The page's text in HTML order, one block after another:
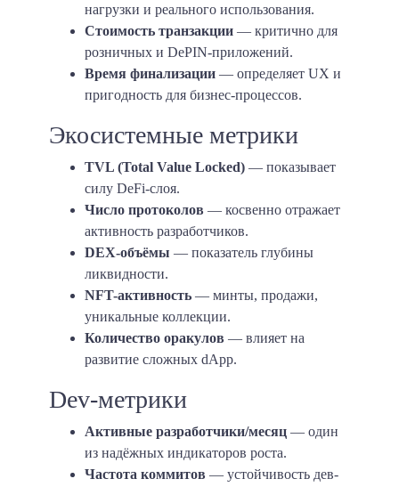
нагрузки и реального использования.
Стоимость транзакции — критично для
розничных и DePIN-приложений.
Время финализации — определяет UX и
пригодность для бизнес-процессов.
Экосистемные метрики
TVL (Total Value Locked) — показывает
силу DeFi-слоя.
Число протоколов — косвенно отражает
активность разработчиков.
DEX-объёмы — показатель глубины
ликвидности.
NFT-активность — минты, продажи,
уникальные коллекции.
Количество оракулов — влияет на
развитие сложных dApp.
Dev-метрики
Активные разработчики/месяц — один
из надёжных индикаторов роста.
Частота коммитов — устойчивость дев-